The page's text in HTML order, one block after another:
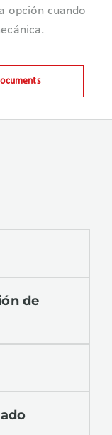
opción cuando
de